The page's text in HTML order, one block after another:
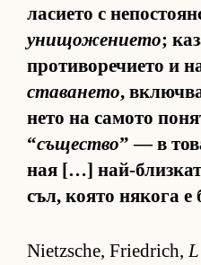
ла­си­ето с
унищожението;
про­ти­во­ре­чи­ето и
ставането,
нето на са­мото
“същество” — в
ная […] най-
съл, ко­ято ня­кога е
Nietzsche, Friedrich,